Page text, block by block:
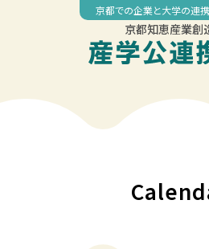
京都での企業と大学の連
京都知恵産業創